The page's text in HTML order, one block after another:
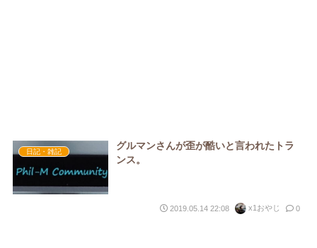
日記・雑記
グルマンさんが歪が酷いと言われたトラ
ンス。
2019.05.14 22:08 x1おやじ 0